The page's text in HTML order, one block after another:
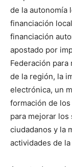
de la autonomía
financiación
financiación
apostado por
Federación
de la región, la
electrónica, un
formación de
para mejorar
ciudadanos y la
actividades de